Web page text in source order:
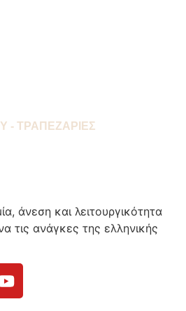
- ΤΡΑΠΕΖΑΡΙΕΣ
άνεση και λειτουργικότητα
τις ανάγκες της ελληνικής